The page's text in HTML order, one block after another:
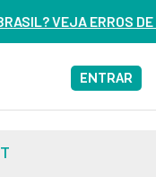
– ASSISTA AGORA
ENTRAR